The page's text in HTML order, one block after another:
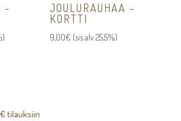
-
JOULURAUHAA -
KORTTI
9,00€ (sis alv 25,5%)
tilauksiin